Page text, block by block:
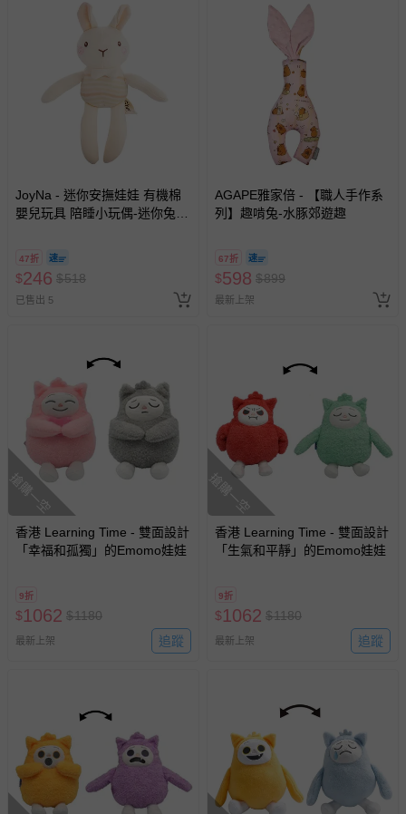
JoyNa - 迷你安撫娃娃 有機棉
嬰兒玩具 陪睡小玩偶-迷你兔兔
47折
$246 $518
已售出 5
AGAPE雅家倍 - 【職人手作系
列】趣啃兔-水豚郊遊趣
67折
$598 $899
最新上架
搶購一空
香港 Learning Time - 雙面設計
「幸福和孤獨」的Emomo娃娃
9折
$1062 $1180
最新上架 追蹤
搶購一空
香港 Learning Time - 雙面設計
「生氣和平靜」的Emomo娃娃
9折
$1062 $1180
最新上架 追蹤